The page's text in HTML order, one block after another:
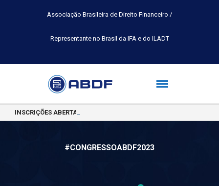
Associação Brasileira de Direito Financeiro /
Representante no Brasil da IFA e do ILADT
INSCRIÇÕES ABERTAS PARA A TURMA 2026.2 DA PÓS-
#CONGRESSOABDF2023